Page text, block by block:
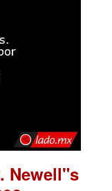
Newell"s